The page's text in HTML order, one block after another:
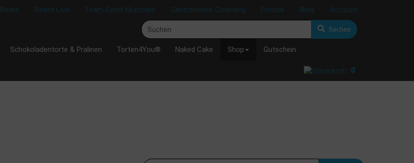
Beate Beate Live Team Event München Gastronomie Coaching Presse Blog Account
Suchen
Schokoladentorte & Pralinen Torten4You® Naked Cake Shop Gutschein
0